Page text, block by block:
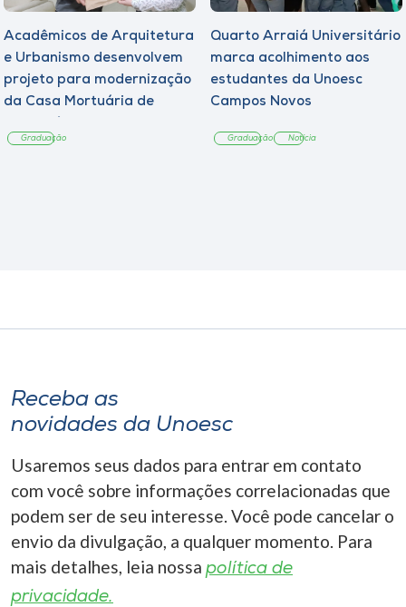
Acadêmicos de Arquitetura
e Urbanismo desenvolvem
projeto para modernização
da Casa Mortuária de
Graduação
Quarto Arraiá Universitário
marca acolhimento aos
estudantes da Unoesc
Campos Novos
Graduação Notícia
Receba as
novidades da Unoesc
Usaremos seus dados para entrar em contato
com você sobre informações correlacionadas que
podem ser de seu interesse. Você pode cancelar o
envio da divulgação, a qualquer momento. Para
mais detalhes, leia nossa política de
privacidade.